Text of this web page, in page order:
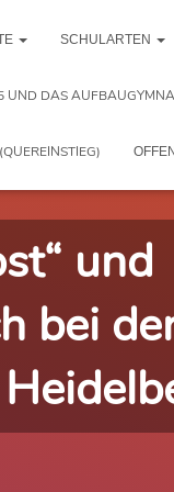
SCHULARTEN
UND DAS
und
bei